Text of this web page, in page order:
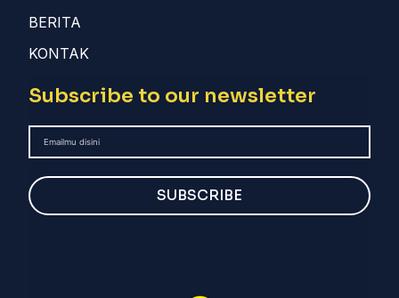
BERITA
KONTAK
Subscribe to our newsletter
SUBSCRIBE